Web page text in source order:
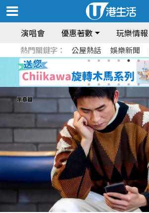
演唱會 優惠著數 玩樂情報
熱門關鍵字： 公屋熱話 娛樂新聞